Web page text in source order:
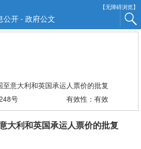
【无障碍浏览】
公开 - 政府公文
意大利和英国承运人票价的批复
号
有效性：有效
大利和英国承运人票价的批复